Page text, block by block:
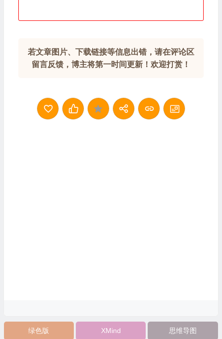
若文章图片、下载链接等信息出错，请在评论区
留言反馈，博主将第一时间更新！欢迎打赏！
绿色版 XMind 思维导图